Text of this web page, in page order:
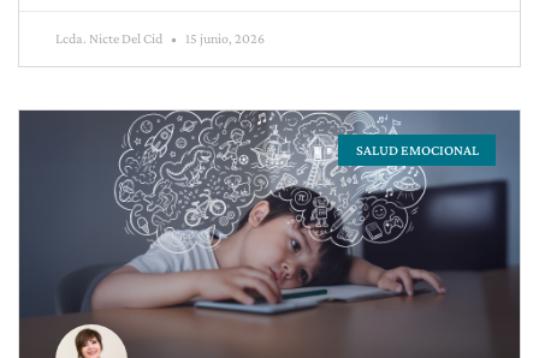
Lcda. Nicte Del Cid 15 junio, 2026
SALUD EMOCIONAL